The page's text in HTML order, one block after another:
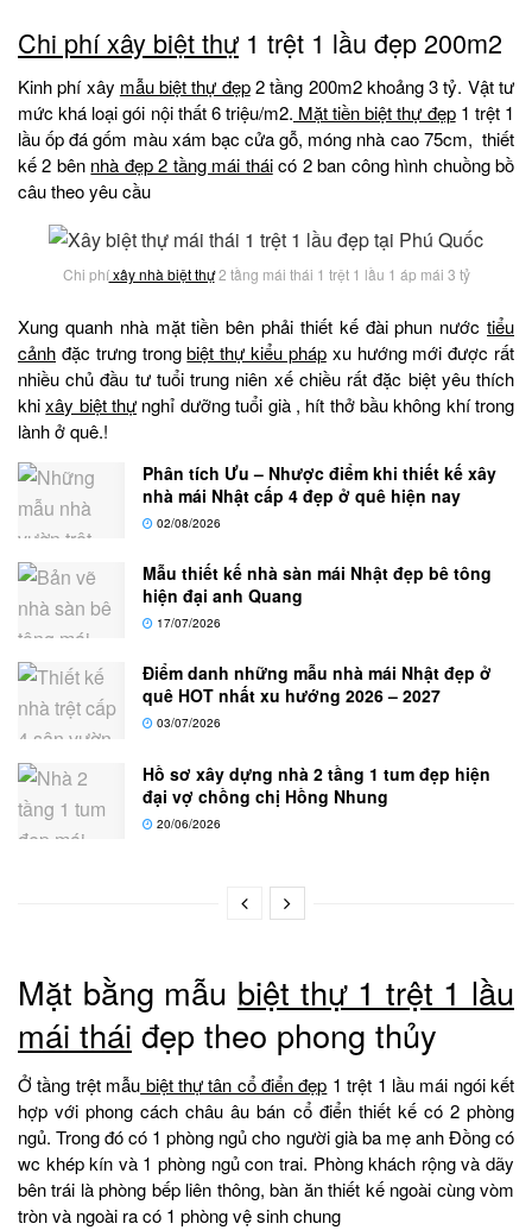
Chi phí xây biệt thự 1 trệt 1 lầu đẹp 200m2
Kinh phí xây mẫu biệt thự đẹp2 tầng 200m2 khoảng 3 tỷ. Vật tư
mức khá loại gói nội thất 6 triệu/m2. Mặt tiền biệt thự đẹp1 trệt 1
lầu ốp đá gốm màu xám bạc cửa gỗ, móng nhà cao 75cm, thiết
kế 2 bên nhà đẹp 2 tầng mái tháicó 2 ban công hình chuồng bồ
câu theo yêu cầu
Chi phíxây nhà biệt thự2 tầng mái thái 1 trệt 1 lầu 1 áp mái 3 tỷ
Xung quanh nhà mặt tiền bên phải thiết kế đài phun nước tiểu
cảnh đặc trưng trongbiệt thự kiểu phápxu hướng mới được rất
nhiều chủ đầu tư tuổi trung niên xế chiều rất đặc biệt yêu thích
khixây biệt thự nghỉ dưỡng tuổi già , hít thở bầu không khí trong
lành ở quê.!
Phân tích Ưu – Nhược điểm khi thiết kế xây
nhà mái Nhật cấp 4 đẹp ở quê hiện nay
02/08/2026
Mẫu thiết kế nhà sàn mái Nhật đẹp bê tông
hiện đại anh Quang
17/07/2026
Điểm danh những mẫu nhà mái Nhật đẹp ở
quê HOT nhất xu hướng 2026 – 2027
03/07/2026
Hồ sơ xây dựng nhà 2 tầng 1 tum đẹp hiện
đại vợ chồng chị Hồng Nhung
20/06/2026
Mặt bằng mẫu biệt thự 1 trệt 1 lầu
mái thái đẹp theo phong thủy
Ở tầng trệt mẫu biệt thự tân cổ điển đẹp 1 trệt 1 lầu mái ngói kết
hợp với phong cách châu âu bán cổ điển thiết kế có 2 phòng
ngủ. Trong đó có 1 phòng ngủ cho người già ba mẹ anh Đồng có
wc khép kín và 1 phòng ngủ con trai. Phòng khách rộng và dãy
bên trái là phòng bếp liên thông, bàn ăn thiết kế ngoài cùng vòm
tròn và ngoài ra có 1 phòng vệ sinh chung